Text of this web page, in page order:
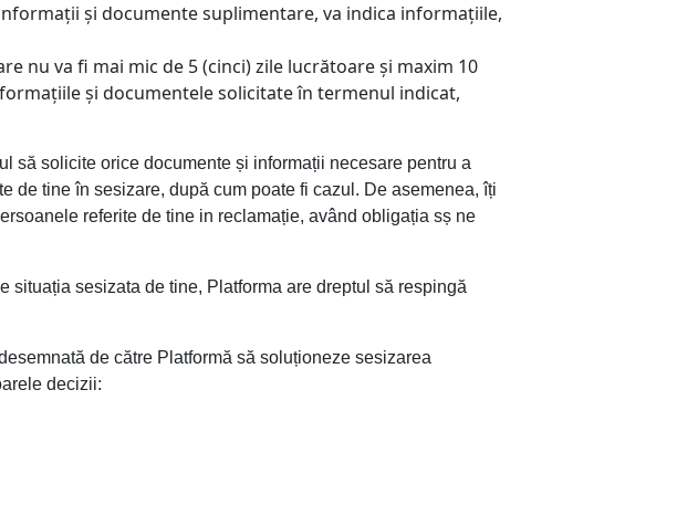
și documente suplimentare, va indica informațiile,
nu va fi mai mic de 5 (cinci) zile lucrătoare și maxim 10
și documentele solicitate în termenul indicat,
să solicite orice documente și informații necesare pentru a
de tine în sesizare, după cum poate fi cazul. De asemenea, îți
referite de tine in reclamație, având obligația sș ne
situația sesizata de tine, Platforma are dreptul să respingă
de către Platformă să soluționeze sesizarea
decizii: